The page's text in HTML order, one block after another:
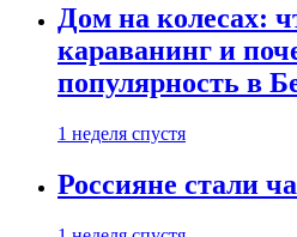
Дом на колесах:
караванинг и
популярность в
1 неделя спустя
Россияне стали